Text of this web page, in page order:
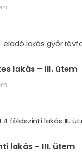
lakás – III. ütem
lakás – III. ütem